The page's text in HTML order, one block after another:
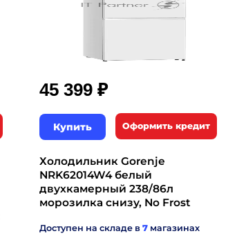
45 399 ₽
Купить Оформить кредит
Холодильник Gorenje
NRK62014W4 белый
двухкамерный 238/86л
морозилка снизу, No Frost
Доступен на складе в 7 магазинах